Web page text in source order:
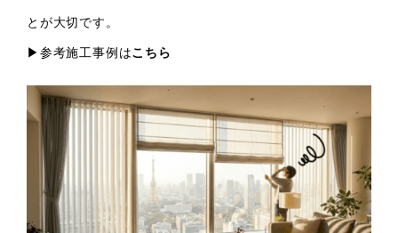
とが大切です。
▶参考施工事例はこちら